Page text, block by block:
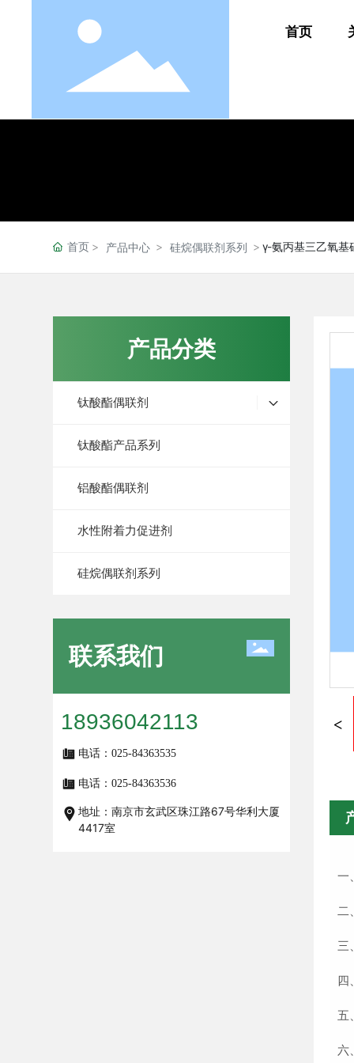
首页
首页 产品中心 硅烷偶联剂系列 γ-氨丙基三乙氧基
产品分类
钛酸酯偶联剂
钛酸酯产品系列
铝酸酯偶联剂
水性附着力促进剂
硅烷偶联剂系列
联系我们
18936042113
电话：025-84363535
电话：025-84363536
地址：南京市玄武区珠江路67号华利大厦
4417室
一
二
三
四
五
六